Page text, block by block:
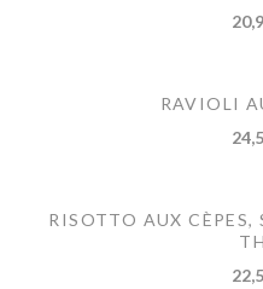
RAVIOLI
RISOTTO AUX CÈPES,